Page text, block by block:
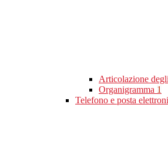
Articolazione
Organigramma 1
Telefono e posta